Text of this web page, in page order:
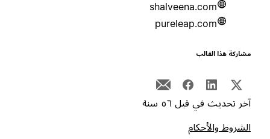
shalveena.com
pureleap.com
هذا القالب
تحديث في قبل ٥٦ سنة
والأحكام